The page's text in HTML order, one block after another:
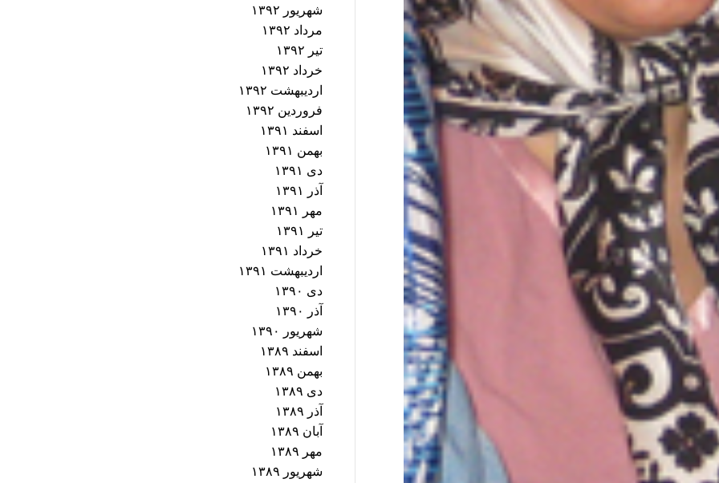
شهریور ۱۳۹۲
مرداد ۱۳۹۲
تیر ۱۳۹۲
خرداد ۱۳۹۲
اردیبهشت ۱۳۹۲
فروردین ۱۳۹۲
اسفند ۱۳۹۱
بهمن ۱۳۹۱
دی ۱۳۹۱
آذر ۱۳۹۱
مهر ۱۳۹۱
تیر ۱۳۹۱
خرداد ۱۳۹۱
اردیبهشت ۱۳۹۱
دی ۱۳۹۰
آذر ۱۳۹۰
شهریور ۱۳۹۰
اسفند ۱۳۸۹
بهمن ۱۳۸۹
دی ۱۳۸۹
آذر ۱۳۸۹
آبان ۱۳۸۹
مهر ۱۳۸۹
شهریور ۱۳۸۹